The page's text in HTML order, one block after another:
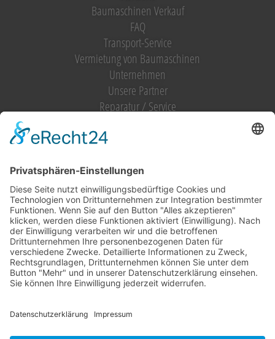
Baumaschinen Verkauf
FAQ
Transport-Service
Vermietung von Baumaschinen
Unternehmen
Unsere Partner
Reparatur / Service
Vermietung (alles)
Hebetechnik
Sägen, Trennen
Bagger
Oberflächenbearbeitung
Heizen, Kühlen, Luft
Reinigung
Strom